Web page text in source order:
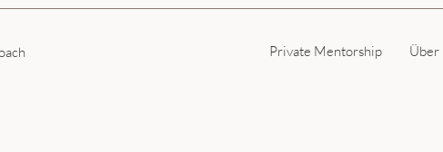
Private Mentorship Über